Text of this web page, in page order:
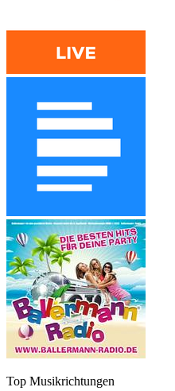
Top Musikrichtungen